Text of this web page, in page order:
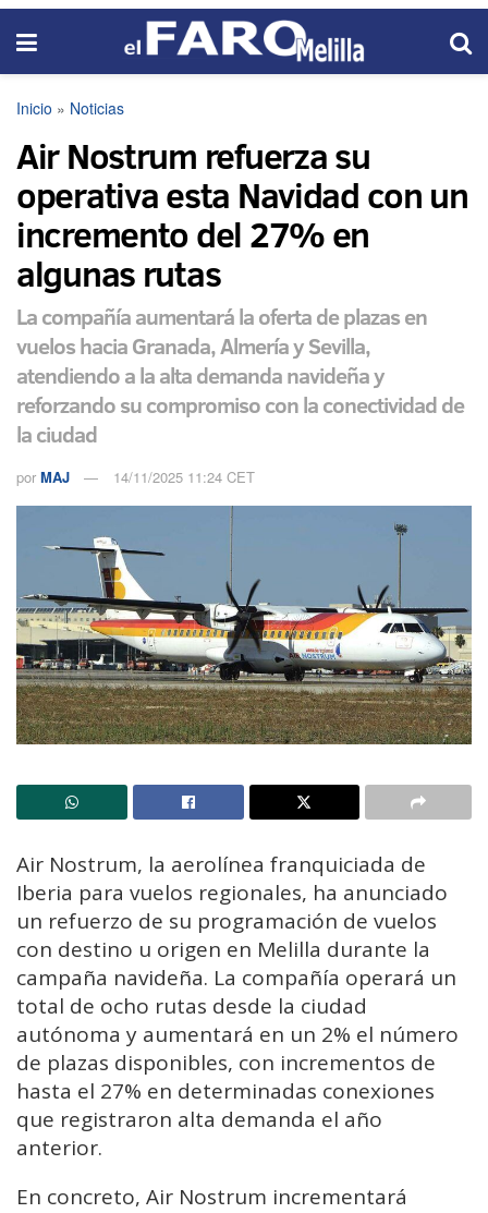
Inicio » Noticias
Air Nostrum refuerza su
operativa esta Navidad con un
incremento del 27% en
algunas rutas
La compañía aumentará la oferta de plazas en
vuelos hacia Granada, Almería y Sevilla,
atendiendo a la alta demanda navideña y
reforzando su compromiso con la conectividad de
la ciudad
por MAJ 14/11/2025 11:24 CET
Air Nostrum, la aerolínea franquiciada de
Iberia para vuelos regionales, ha anunciado
un refuerzo de su programación de vuelos
con destino u origen en Melilla durante la
campaña navideña. La compañía operará un
total de ocho rutas desde la ciudad
autónoma y aumentará en un 2% el número
de plazas disponibles, con incrementos de
hasta el 27% en determinadas conexiones
que registraron alta demanda el año
anterior.
En concreto, Air Nostrum incrementará